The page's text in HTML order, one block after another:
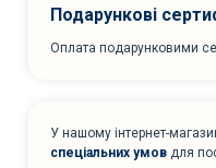
Подарункові
Оплата подарунковими
У нашому інтернет-
спеціальних умов для